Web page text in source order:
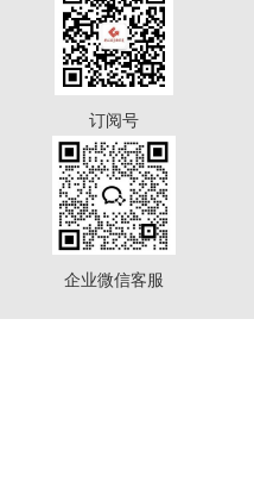
订阅号
企业微信客服